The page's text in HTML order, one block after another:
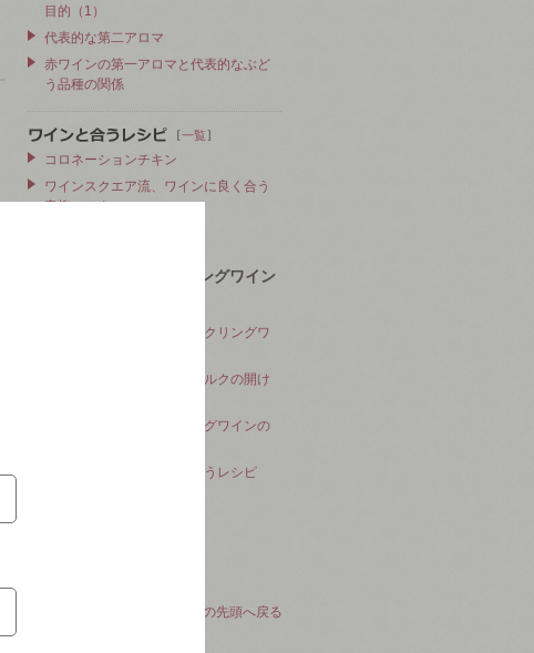
目的（1）
代表的な第二アロマ
赤ワインの第一アロマと代表的なぶど
う品種の関係
［一覧］
コロネーションチキン
ワインスクエア流、ワインに良く合う
青柳のヌタ
シャンパン・スパークリングワイン
「シャンパン」と「スパークリングワ
スパークリングワイン／コルクの開け
シャンパンやスパークリングワインの
スパークリングワインに合うレシピ
このページの先頭へ戻る